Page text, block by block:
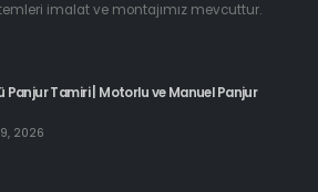
imalat ve montajımız mevcuttur.
Panjur Tamiri | Motorlu ve Manuel Panjur
2026